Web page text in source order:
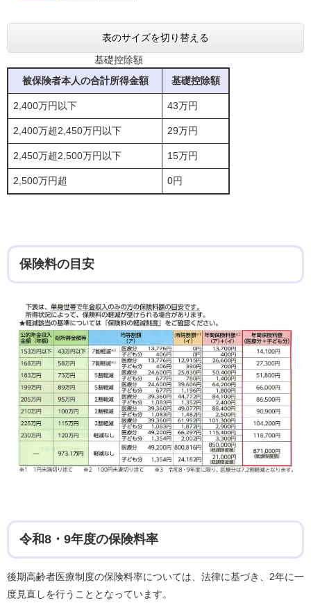
表のサイズを切り替える
基礎控除額
被保険者本人の合計所得金額
基礎控除額
2,400万円以下 43万円
2,400万超2,450万円以下 29万円
2,450万超2,500万円以下 15万円
2,500万円超 0円
保険料の目安
令和8・9年度の保険料率
後期高齢者医療制度の保険料率については、法律に基づき、2年に一
度見直しを行うこととなっています。